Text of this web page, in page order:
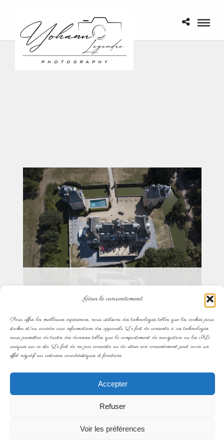
Gérer le consentement
Pour offrir les meilleures expériences, nous utilisons des technologies telles que les cookies pour
stocker et/ou accéder aux informations des appareils. Le fait de consentir à ces technologies
nous permettra de traiter des données telles que le comportement de navigation ou les ID
uniques sur ce site. Le fait de ne pas consentir ou de retirer son consentement peut avoir un
effet négatif sur certaines caractéristiques et fonctions.
Accepter
Refuser
Voir les préférences